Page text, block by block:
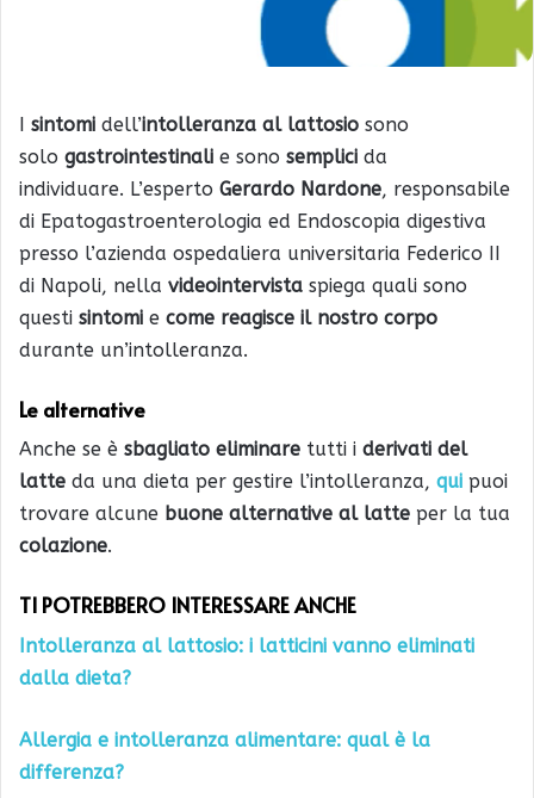
I sintomi dell’intolleranza al lattosio sono
solo gastrointestinali e sono semplici da
individuare. L’esperto Gerardo Nardone, responsabile
di Epatogastroenterologia ed Endoscopia digestiva
presso l’azienda ospedaliera universitaria Federico II
di Napoli, nella videointervista spiega quali sono
questi sintomi e come reagisce il nostro corpo
durante un’intolleranza.
Le alternative
Anche se è sbagliato eliminare tutti i derivati del
latte da una dieta per gestire l’intolleranza, qui puoi
trovare alcune buone alternative al latte per la tua
colazione.
TI POTREBBERO INTERESSARE ANCHE
Intolleranza al lattosio: i latticini vanno eliminati
dalla dieta?
Allergia e intolleranza alimentare: qual è la
differenza?